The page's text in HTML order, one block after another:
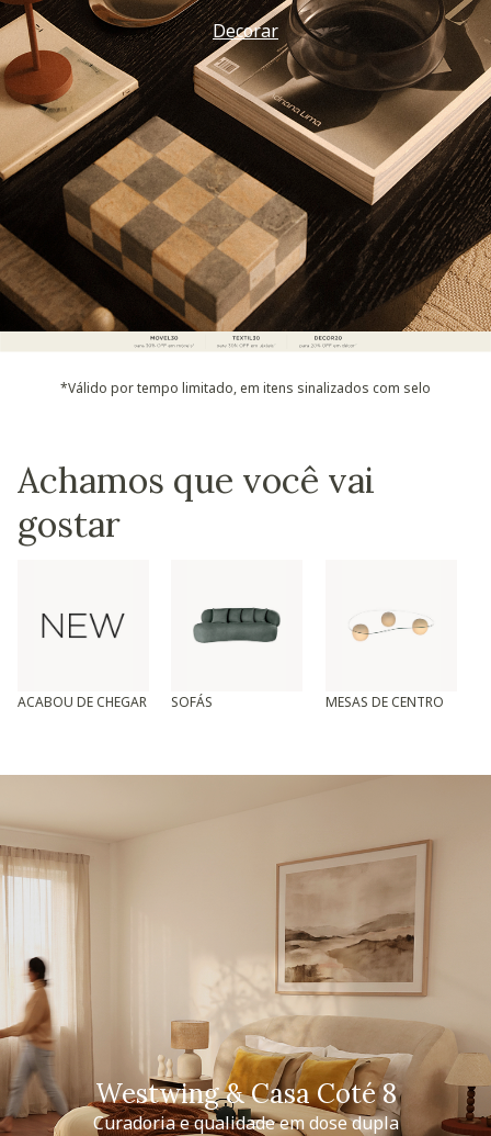
Decorar
*Válido por tempo limitado, em itens sinalizados com selo
Achamos que você vai
gostar
ACABOU DE CHEGAR SOFÁS MESAS DE CENTRO
Westwing & Casa Coté 8
Curadoria e qualidade em dose dupla